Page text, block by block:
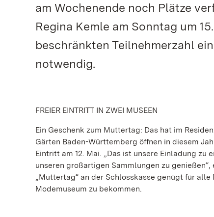
am Wochenende noch Plätze
Regina Kemle am Sonntag um
beschränkten Teilnehmerzahl
notwendig.
FREIER EINTRITT IN ZWEI MUSEEN
Ein Geschenk zum Muttertag: Das hat im
Gärten Baden-Württemberg öffnen in diesem
Eintritt am 12. Mai. „Das ist unsere Einladung
unseren großartigen Sammlungen zu
„Muttertag“ an der Schlosskasse genügt für
Modemuseum zu bekommen.